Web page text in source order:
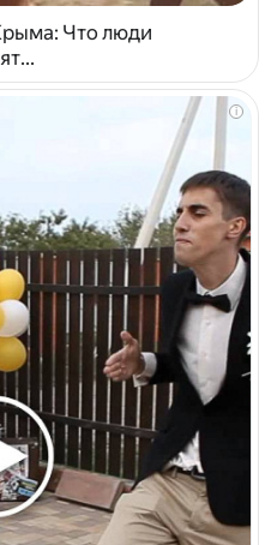
Что люди
i